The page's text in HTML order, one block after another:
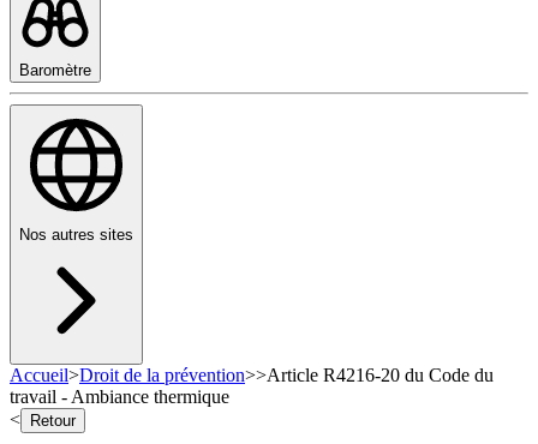
Baromètre
Nos autres sites
Accueil>Droit de la prévention>>Article R4216-20 du Code du
travail - Ambiance thermique
<
Retour